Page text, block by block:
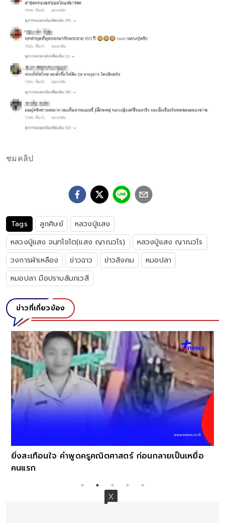
ชมคลิป
Tags ลูกศิษย์
หลวงปู่แสง
หลวงปู่แสง จนฺทโชโต(แสง ญาณวโร)
หลวงปู่แสง ญาณวโร
วงการผ้าเหลือง
ข่าวฉาว ข่าวสังคม
หมอปลา
หมอปลา มือปราบสัมภเวสี
ข่าวที่เกี่ยวข้อง
ป็นเหยื่อ
ม.3 โดนแกล้งใน รร. ประจำ แม่ร่ำไห้วอนช่วย เ
ของลูกเป็น ตร.